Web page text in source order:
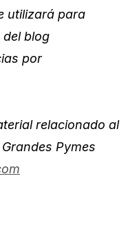
utilizará para
blog
por
relacionado al
Pymes